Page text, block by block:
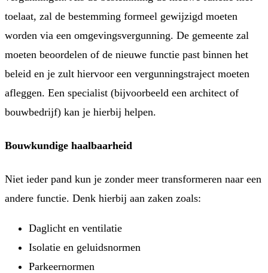
toelaat, zal de bestemming formeel gewijzigd moeten
worden via een omgevingsvergunning. De gemeente zal
moeten beoordelen of de nieuwe functie past binnen het
beleid en je zult hiervoor een vergunningstraject moeten
afleggen. Een specialist (bijvoorbeeld een architect of
bouwbedrijf) kan je hierbij helpen.
Bouwkundige haalbaarheid
Niet ieder pand kun je zonder meer transformeren naar een
andere functie. Denk hierbij aan zaken zoals:
Daglicht en ventilatie
Isolatie en geluidsnormen
Parkeernormen